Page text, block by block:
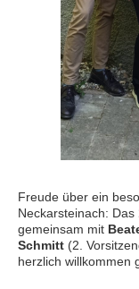
Freude über ein
Neckarsteinach: Das
gemeinsam mit
Schmitt (2.
herzlich willkommen